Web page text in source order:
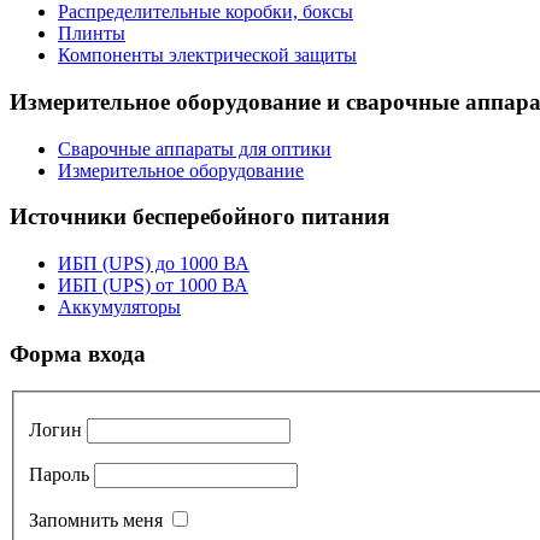
Распределительные коробки, боксы
Плинты
Компоненты электрической защиты
Измерительное оборудование и сварочные
Сварочные аппараты для оптики
Измерительное оборудование
Источники бесперебойного питания
ИБП (UPS) до 1000 ВА
ИБП (UPS) от 1000 ВА
Аккумуляторы
Форма входа
Логин
Пароль
Запомнить меня